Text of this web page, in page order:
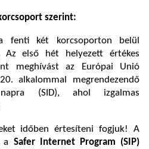
szerint:
fenti két korcsoporton belül
első hét helyezett értékes
meghívást az Európai Unió
alkalommal megrendezendő
(SID), ahol izgalmas
időben értesíteni fogjuk! A
a Safer Internet Program (SIP)